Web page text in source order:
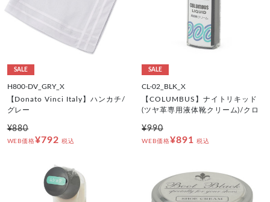
SALE
H800-DV_GRY_X
【Donato Vinci Italy】ハンカチ/
グレー
¥880
WEB価格¥792 税込
SALE
CL-02_BLK_X
【COLUMBUS】ナイトリキッド
(ツヤ革専用液体靴クリーム)/クロ
¥990
WEB価格¥891 税込